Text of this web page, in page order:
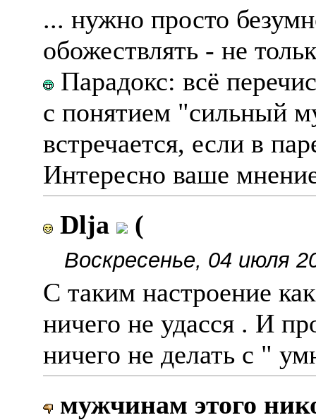
... нужно просто
обожествлять - не
Парадокс: всë
с понятием "сильный
встречается, если в
Интересно ваше
Dlja
(
Воскресенье, 04 июля
С таким настроение
ничего не удасся . И
ничего не делать с "
мужчинам этого